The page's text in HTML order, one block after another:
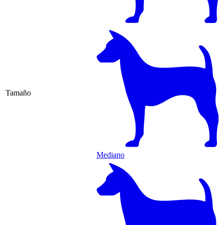
Tamaño
Mediano